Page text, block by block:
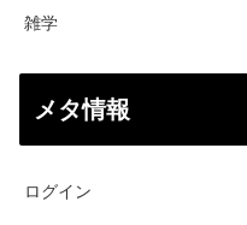
雑学
メタ情報
ログイン